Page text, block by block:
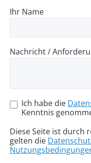
Ihr Name
Nachricht /
Ich habe die
Kenntnis
Diese Seite ist durch
gelten die